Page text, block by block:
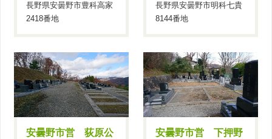
長野県安曇野市豊科高家
2418番地
長野県安曇野市明科七貴
8144番地
安曇野市営 荻原公
安曇野市営 下押野